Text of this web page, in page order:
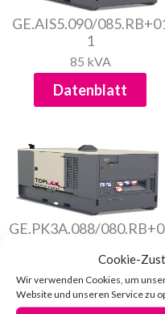
Cookie-
Wir verwenden Cookies, um
Website und unseren Service zu
GE.AIS5.090/
1
85 kVA
Datenblatt
GE.PK3A.088/
80 kVA
Datenblatt